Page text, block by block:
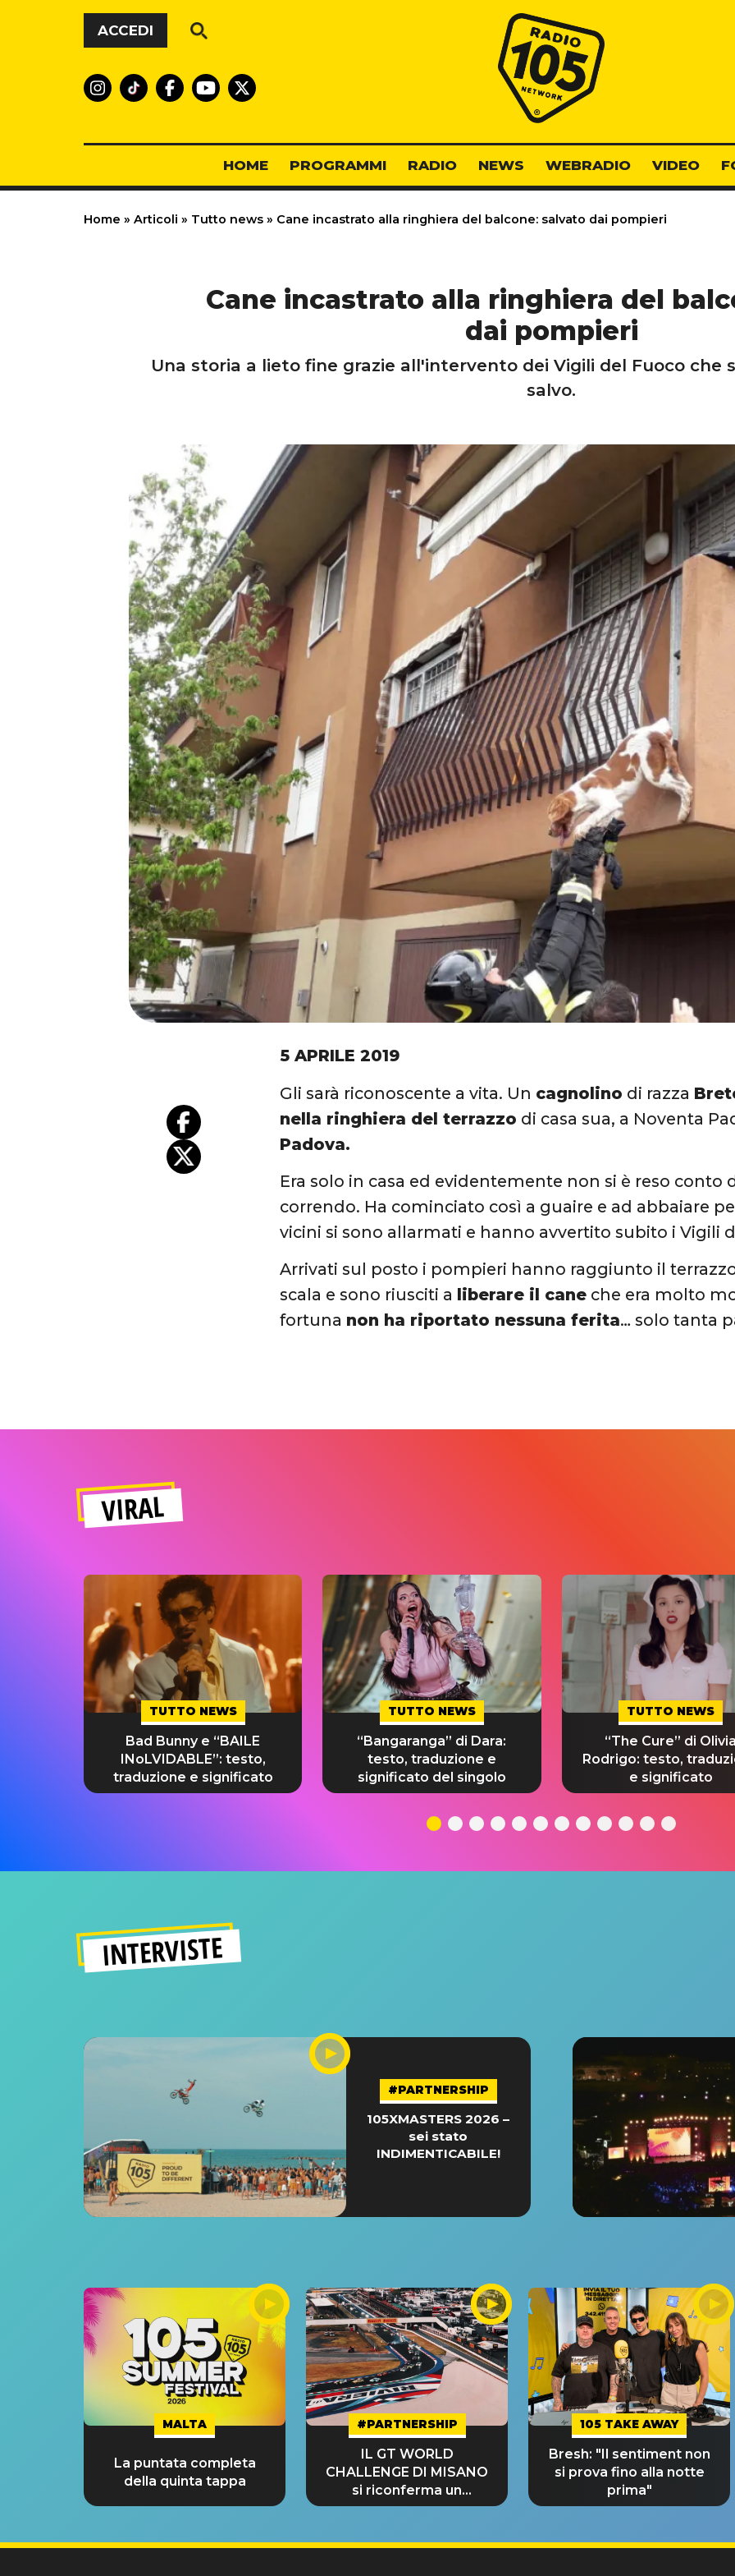
Vai al contenuto
ACCEDI
Radio 105
HOME PROGRAMMI RADIO NEWS WEBRADIO VIDEO
Home » Articoli » Tutto news » Cane incastrato alla ringhiera del balcone: salvato dai pompieri
Cane incastrato alla ringhiera del
dai pompieri
Una storia a lieto fine grazie all'intervento dei Vigili del Fuoco che
salvo.
5 APRILE 2019
Gli sarà riconoscente a vita. Un cagnolino di razza
nella ringhiera del terrazzo di casa sua, a Noventa
Padova.
Era solo in casa ed evidentemente non si è reso conto
correndo. Ha cominciato così a guaire e ad abbaiare
vicini si sono allarmati e hanno avvertito subito i Vigili
Arrivati sul posto i pompieri hanno raggiunto il
scala e sono riusciti a liberare il cane che era molto
fortuna non ha riportato nessuna ferita… solo tanta
VIRAL
TUTTO NEWS
Bad Bunny e “BAILE
INoLVIDABLE”: testo,
traduzione e significato
TUTTO NEWS
“Bangaranga” di Dara:
testo, traduzione e
significato del singolo
TUTTO NEWS
“The Cure” di Olivia
Rodrigo: testo,
e significato
INTERVISTE
#PARTNERSHIP
105XMASTERS 2026 –
sei stato
INDIMENTICABILE!
MALTA
La puntata completa
della quinta tappa
#PARTNERSHIP
IL GT WORLD
CHALLENGE DI MISANO
si riconferma un
GRANDE SUCCESSO!
105 TAKE AWAY
Bresh: "Il sentiment non
si prova fino alla notte
prima"